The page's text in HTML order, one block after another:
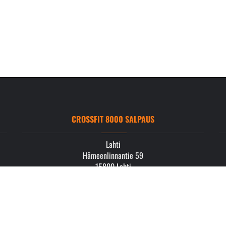
CROSSFIT 8000 SALPAUS
Lahti
Hämeenlinnantie 59
15800 Lahti